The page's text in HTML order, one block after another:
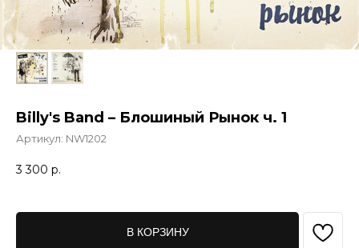
Billy's Band – Блошиный Рынок ч. 1
Артикул: NW1202
3 300 р.
В КОРЗИНУ